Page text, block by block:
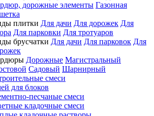
дорожные элементы Газонная
плитки Для дачи Для дорожек Для
Для парковки Для тротуаров
брусчатки Для дачи Для парковок Для
Дорожные Магистральный
Садовый Шарнирный
смеси
для блоков
песчаные смеси
кладочные смеси